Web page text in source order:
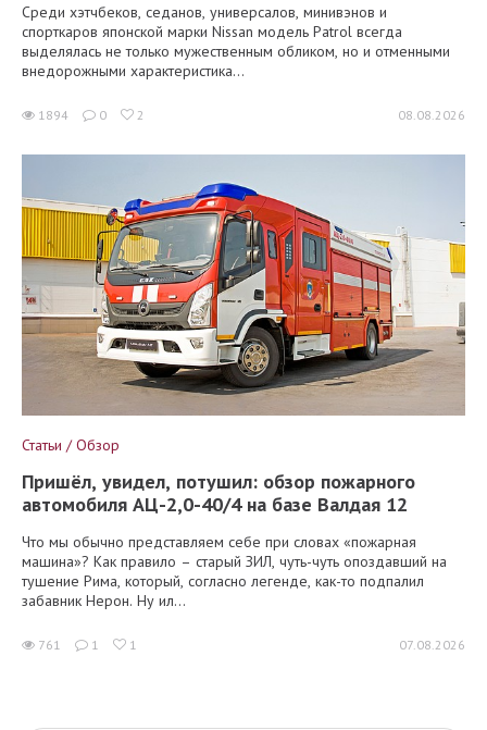
Среди хэтчбеков, седанов, универсалов, минивэнов и
спорткаров японской марки Nissan модель Patrol всегда
выделялась не только мужественным обликом, но и отменными
внедорожными характеристика...
1894 0 2 08.08.2026
Статьи / Обзор
Пришёл, увидел, потушил: обзор пожарного
автомобиля АЦ-2,0-40/4 на базе Валдая 12
Что мы обычно представляем себе при словах «пожарная
машина»? Как правило – старый ЗИЛ, чуть-чуть опоздавший на
тушение Рима, который, согласно легенде, как-то подпалил
забавник Нерон. Ну ил...
761 1 1 07.08.2026